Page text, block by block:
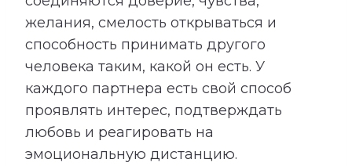
желания, смелость открываться и
способность принимать другого
человека таким, какой он есть. У
каждого партнера есть свой способ
проявлять интерес, подтверждать
любовь и реагировать на
эмоциональную дистанцию.